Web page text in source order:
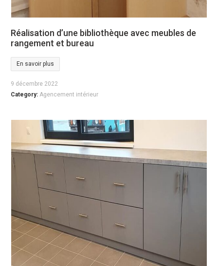
Réalisation d’une bibliothèque avec meubles de
rangement et bureau
En savoir plus
9 décembre 2022
Category: Agencement intérieur